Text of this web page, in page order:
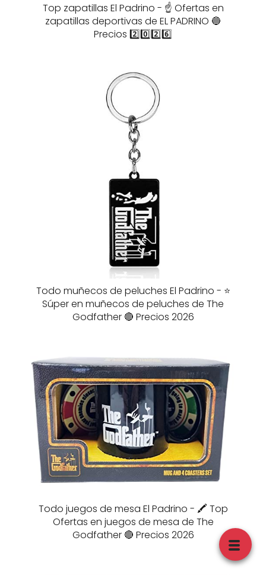
Top zapatillas El Padrino - ☝️ Ofertas en
zapatillas deportivas de EL PADRINO 🔵
Precios 2️⃣0️⃣2️⃣6️⃣
Todo muñecos de peluches El Padrino - ⭐️
Súper en muñecos de peluches de The
Godfather 🔴 Precios 2026
Todo juegos de mesa El Padrino - 🖍️ Top
Ofertas en juegos de mesa de The
Godfather 🔴 Precios 2026